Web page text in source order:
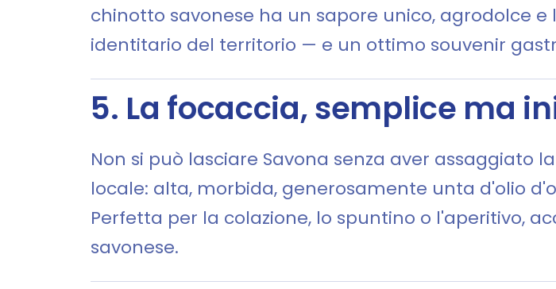
chinotto savonese ha un sapore unico, agrodolce
identitario del territorio — e un ottimo souvenir
5. La focaccia, semplice ma
Non si può lasciare Savona senza aver assaggiato
locale: alta, morbida, generosamente unta d'olio
Perfetta per la colazione, lo spuntino o l'aperitivo,
savonese.